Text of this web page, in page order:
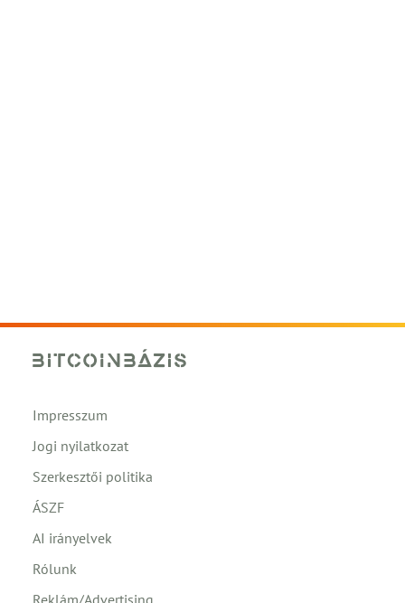
Impresszum
Jogi nyilatkozat
Szerkesztői politika
ÁSZF
AI irányelvek
Rólunk
Reklám/Advertising